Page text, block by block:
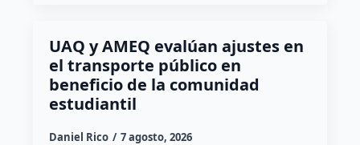
UAQ y AMEQ evalúan ajustes en
el transporte público en
beneficio de la comunidad
estudiantil
Daniel Rico 7 agosto, 2026